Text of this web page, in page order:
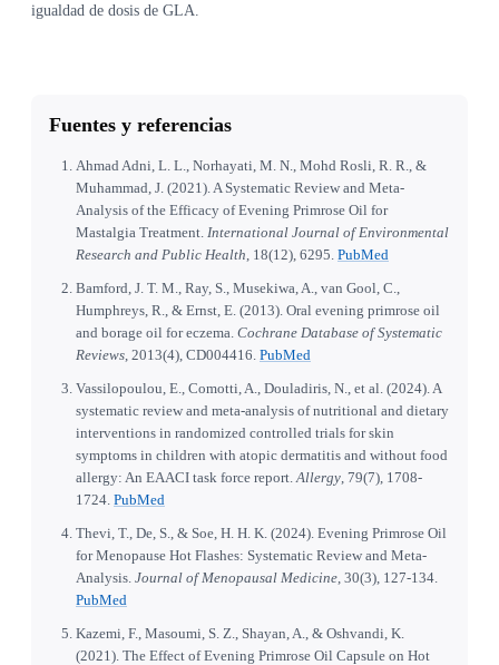
igualdad de dosis de GLA.
Fuentes y referencias
Ahmad Adni, L. L., Norhayati, M. N., Mohd Rosli, R. R., &
Muhammad, J. (2021). A Systematic Review and Meta-
Analysis of the Efficacy of Evening Primrose Oil for
Mastalgia Treatment. International Journal of Environmental
Research and Public Health , 18(12), 6295. PubMed
Bamford, J. T. M., Ray, S., Musekiwa, A., van Gool, C.,
Humphreys, R., & Ernst, E. (2013). Oral evening primrose oil
and borage oil for eczema. Cochrane Database of Systematic
Reviews , 2013(4), CD004416. PubMed
Vassilopoulou, E., Comotti, A., Douladiris, N., et al. (2024). A
systematic review and meta-analysis of nutritional and dietary
interventions in randomized controlled trials for skin
symptoms in children with atopic dermatitis and without food
allergy: An EAACI task force report. Allergy , 79(7), 1708-
1724. PubMed
Thevi, T., De, S., & Soe, H. H. K. (2024). Evening Primrose Oil
for Menopause Hot Flashes: Systematic Review and Meta-
Analysis. Journal of Menopausal Medicine , 30(3), 127-134.
PubMed
Kazemi, F., Masoumi, S. Z., Shayan, A., & Oshvandi, K.
(2021). The Effect of Evening Primrose Oil Capsule on Hot